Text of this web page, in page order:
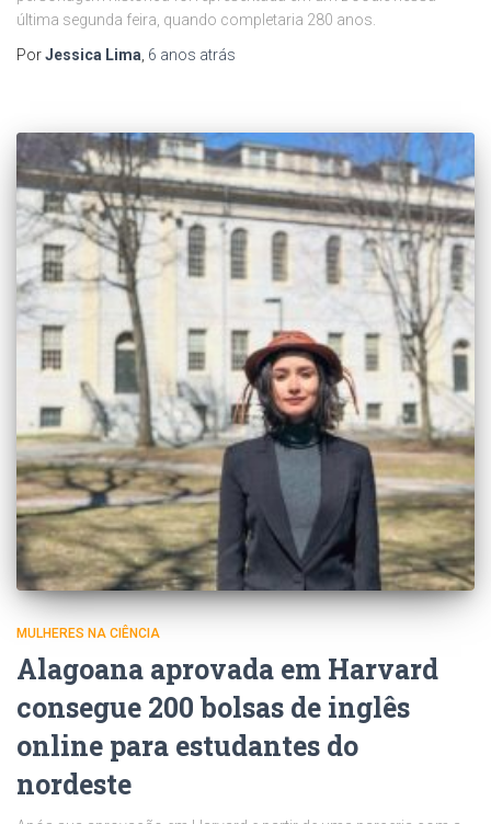
última segunda feira, quando completaria 280 anos.
PorJessica Lima 6 anos atrás
MULHERES NA CIÊNCIA
Alagoana aprovada em Harvard
consegue 200 bolsas de inglês
online para estudantes do
nordeste